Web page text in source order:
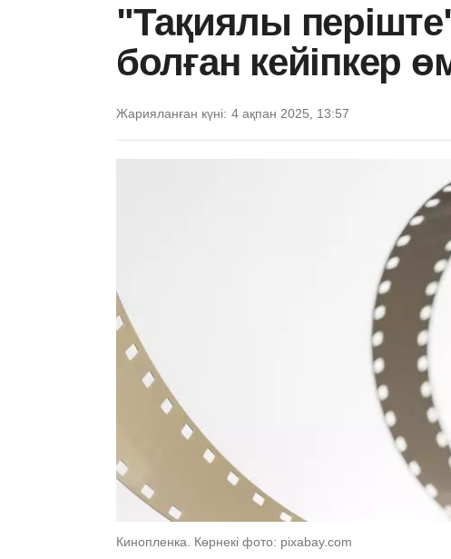
"Тақиялы
болған кейіпкер
Жарияланған күні: 4 ақпан 2025, 13:57
Кинопленка. Көрнекі фото: pixabay.com